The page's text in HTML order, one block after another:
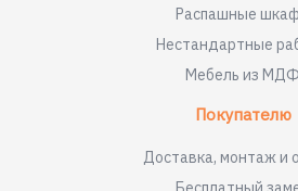
Распашные
Нестандартные
Мебель из МДФ
Покупателю
Доставка, монтаж и